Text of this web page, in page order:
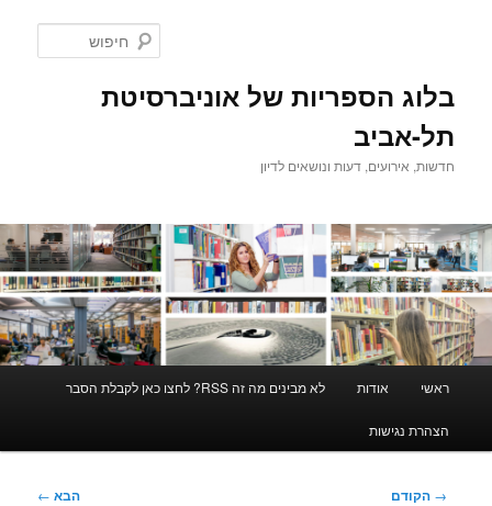
בלוג הספריות של אוניברסיטת
תל-אביב
חדשות, אירועים, דעות ונושאים לדיון
ראשי אודות לא מבינים מה זה RSS? לחצו כאן לקבלת הסבר
הצהרת נגישות
ניווט
→ הקודם הבא ←